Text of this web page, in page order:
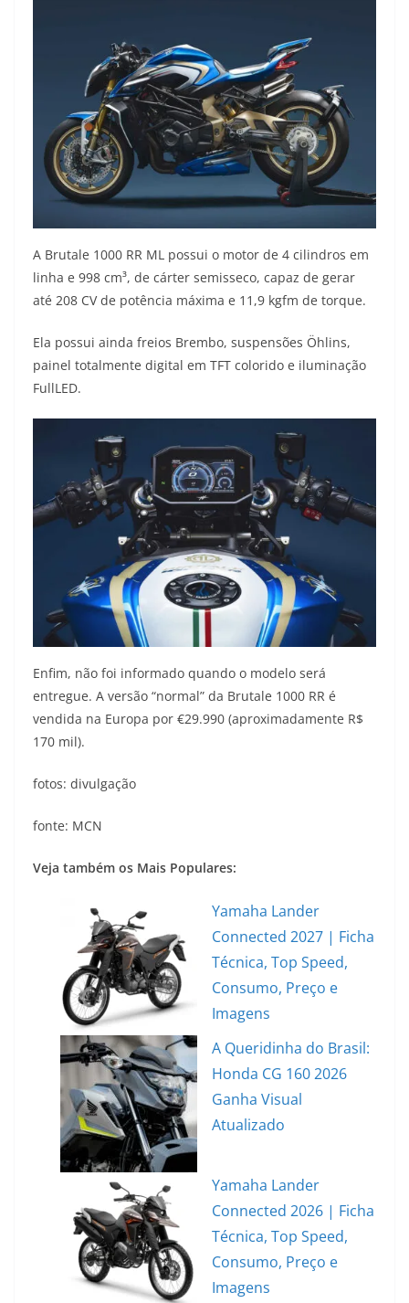
A Brutale 1000 RR ML possui o motor de 4 cilindros em
linha e 998 cm³, de cárter semisseco, capaz de gerar
até 208 CV de potência máxima e 11,9 kgfm de torque.
Ela possui ainda freios Brembo, suspensões Öhlins,
painel totalmente digital em TFT colorido e iluminação
FullLED.
Enfim, não foi informado quando o modelo será
entregue. A versão “normal” da Brutale 1000 RR é
vendida na Europa por €29.990 (aproximadamente R$
170 mil).
fotos: divulgação
fonte: MCN
Veja também os Mais Populares:
Yamaha Lander
Connected 2027 | Ficha
Técnica, Top Speed,
Consumo, Preço e
Imagens
A Queridinha do Brasil:
Honda CG 160 2026
Ganha Visual
Atualizado
Yamaha Lander
Connected 2026 | Ficha
Técnica, Top Speed,
Consumo, Preço e
Imagens